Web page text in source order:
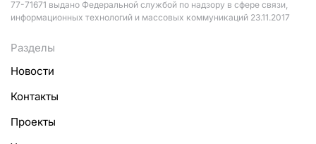
77-71671 выдано Федеральной службой по надзору в сфере связи,
информационных технологий и массовых коммуникаций 23.11.2017
Разделы
Новости
Контакты
Проекты